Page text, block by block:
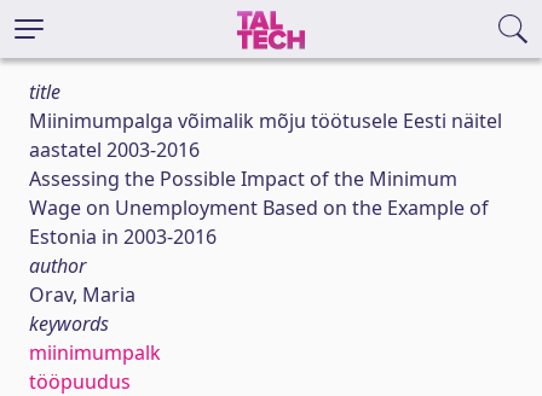
title
Miinimumpalga võimalik mõju töötusele Eesti näitel
aastatel 2003-2016
Assessing the Possible Impact of the Minimum
Wage on Unemployment Based on the Example of
Estonia in 2003-2016
author
Orav, Maria
keywords
miinimumpalk
tööpuudus